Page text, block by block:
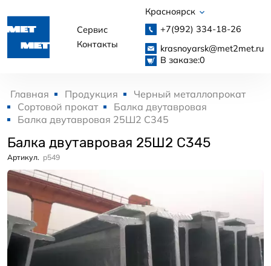
Сервис
Контакты
Красноярск
+7(992) 334-18-26
krasnoyarsk@met2met.ru
В заказе:0
Главная Продукция
Черный металлопрокат
Сортовой прокат
Балка двутавровая
Балка двутавровая 25Ш2 С345
Балка двутавровая 25Ш2 С345
Артикул. p549